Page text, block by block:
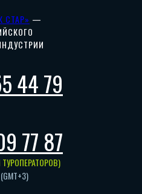
СТАР» —
44 79
77 87